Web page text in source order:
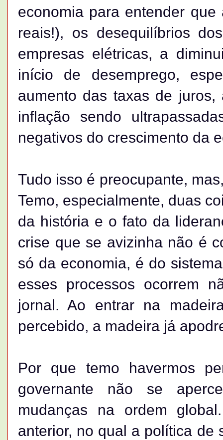
economia para entender
reais!), os desequilíbrios
empresas elétricas, a
início de desemprego,
aumento das taxas de
inflação sendo
negativos do crescimento da
Tudo isso é preocupante,
Temo, especialmente, duas
da história e o fato da
crise que se avizinha não é
só da economia, é do
esses processos ocorrem
jornal. Ao entrar na
percebido, a madeira já
Por que temo havermos
governante não se
mudanças na ordem
anterior, no qual a política de